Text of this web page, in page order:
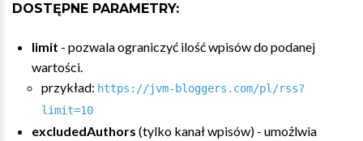
DOSTĘPNE PARAMETRY:
limit - pozwala ograniczyć ilość wpisów do podanej
wartości.
przykład: https://jvm-bloggers.com/pl/rss?
limit=10
excludedAuthors (tylko kanał wpisów) - umożlwia